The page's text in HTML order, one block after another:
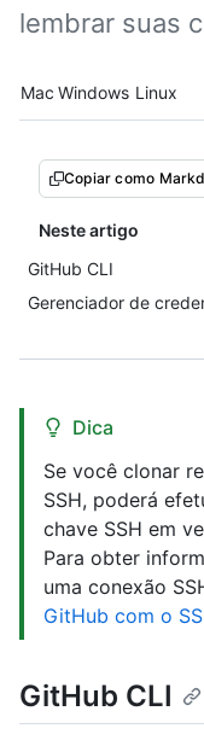
lembrar suas
Platform
Mac Windows Linux
Copiar como
Neste artigo
GitHub CLI
Gerenciador de
Dica
Se você clonar
SSH, poderá
chave SSH em
Para obter
uma conexão
GitHub com o
GitHub CLI